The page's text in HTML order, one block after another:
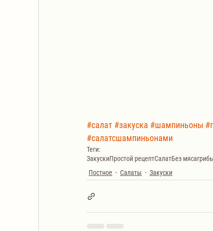
#салат #закуска #шампиньоны
#салатсшампиньонами
Теги:
ЗакускиПростой рецептСалатБез мяса
Постное
Салаты Закуски